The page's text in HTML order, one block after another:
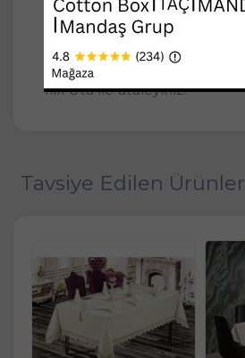
Asarak kurutunuz.
Islak Bekletmeyiniz.
Ilık Ütü ile ütüleyiniz.
Tavsiye Edilen Ürünler